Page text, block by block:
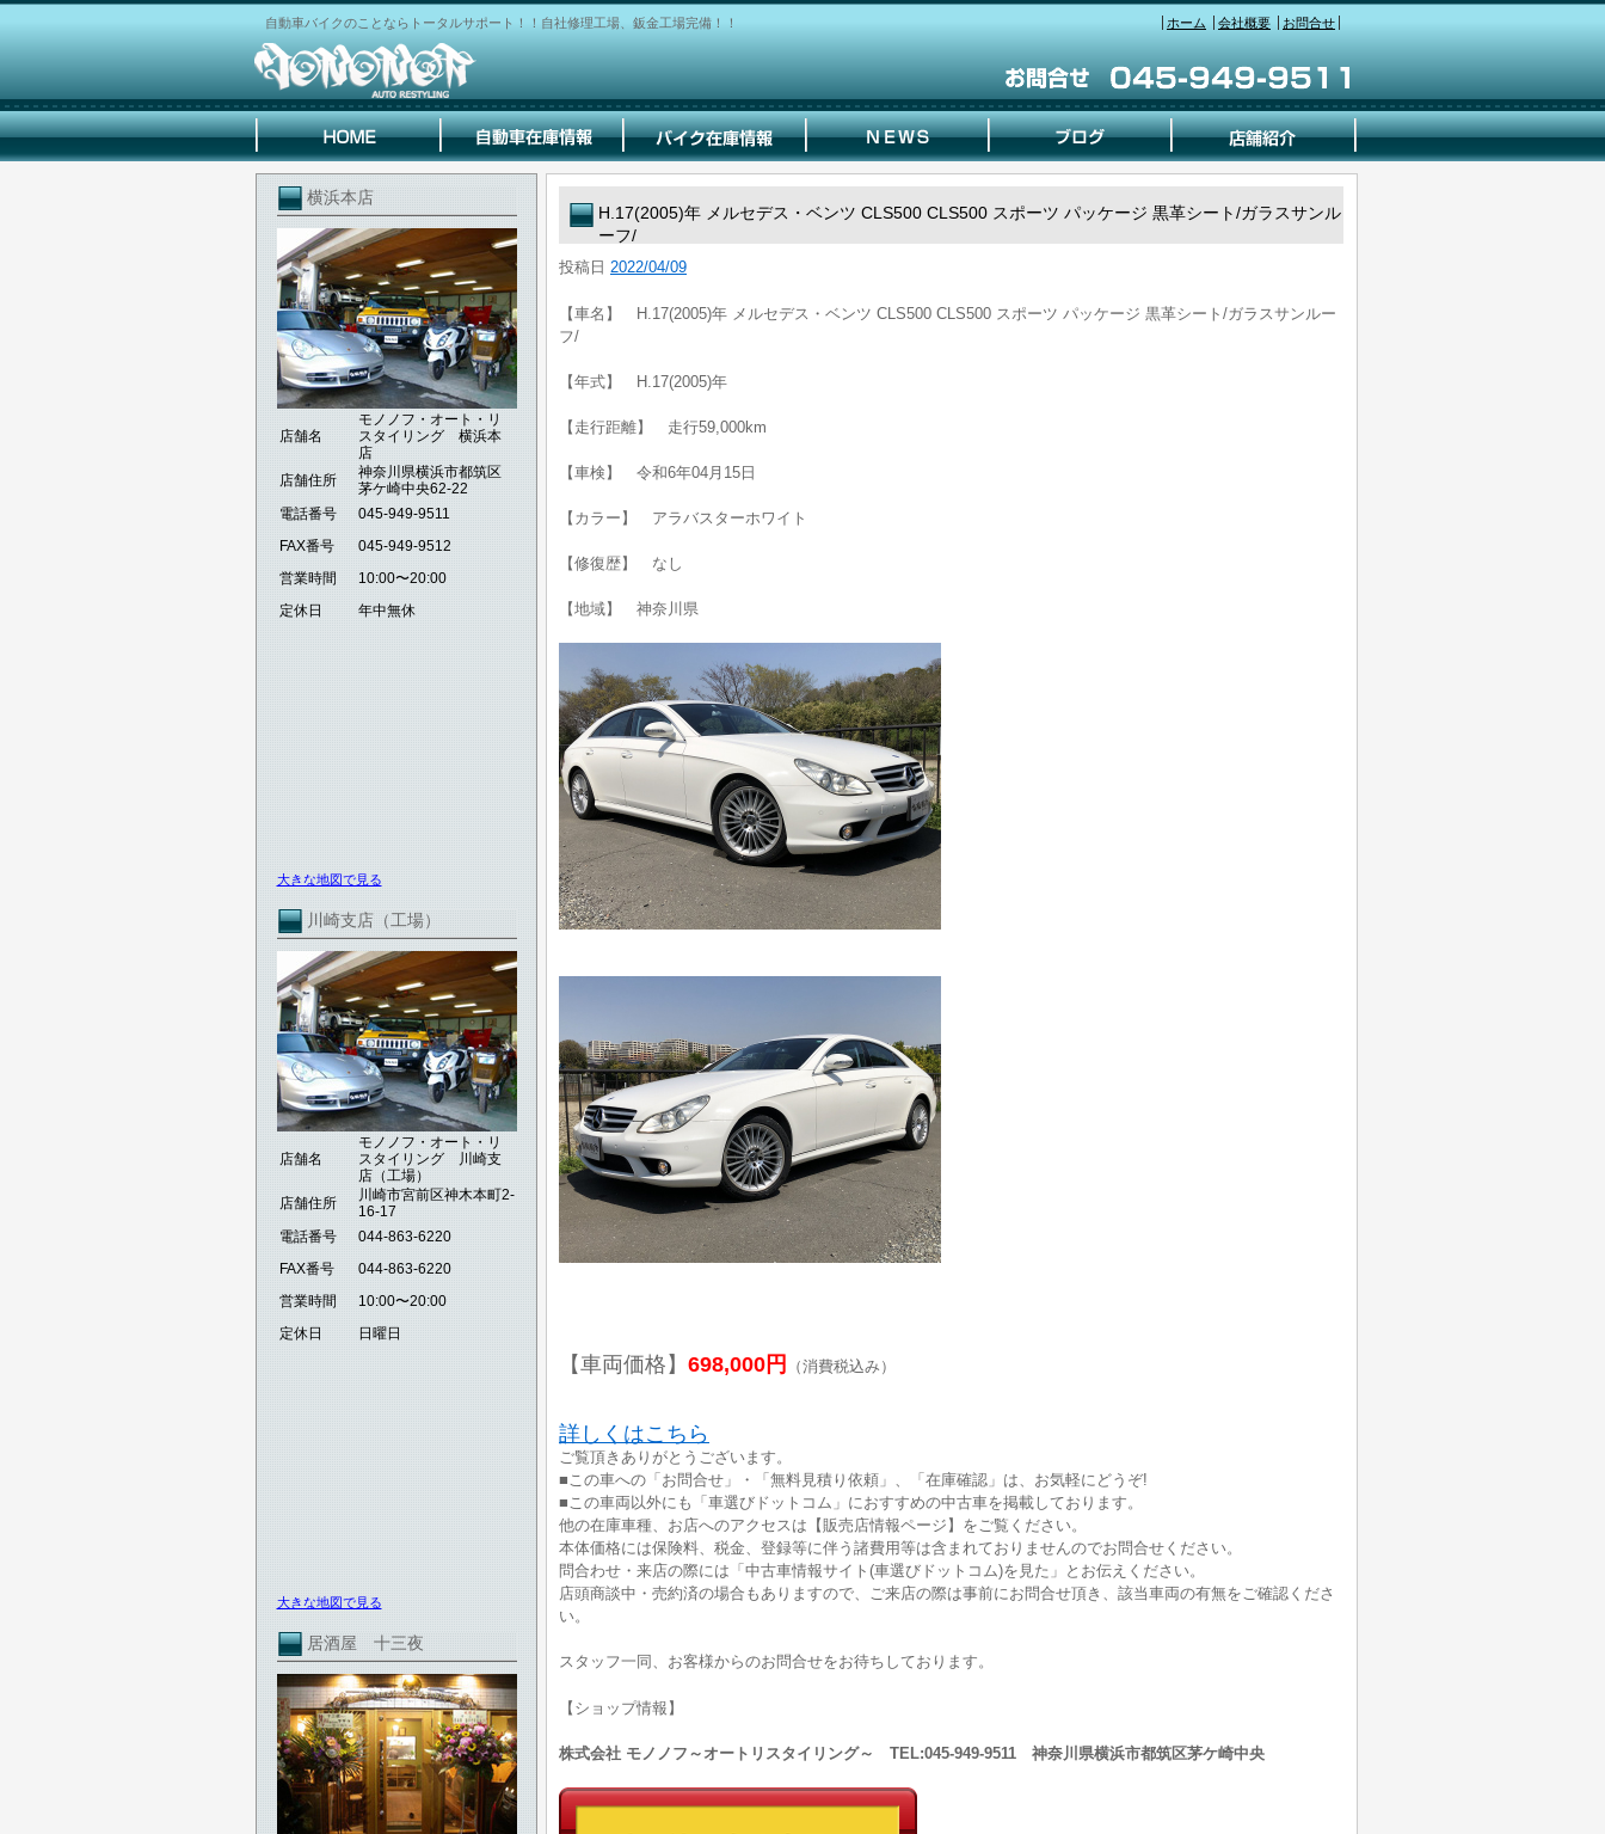
自動車バイクのことならトータルサポート！！自社修理工場、鈑金工場完備！！ ホーム 会社概要 お問合せ
横浜本店
店舗名
モノノフ・オート・リ
スタイリング 横浜本
店
店舗住所
神奈川県横浜市都筑区
茅ケ崎中央62-22
電話番号
045-949-9511
FAX番号
045-949-9512
営業時間
10:00〜20:00
定休日
年中無休
大きな地図で見る
川崎支店（工場）
店舗名
モノノフ・オート・リ
スタイリング 川崎支
店（工場）
店舗住所
川崎市宮前区神木本町2-
16-17
電話番号
044-863-6220
FAX番号
044-863-6220
営業時間
10:00〜20:00
定休日
日曜日
大きな地図で見る
居酒屋 十三夜
H.17(2005)年 メルセデス・ベンツ CLS500 CLS500 スポーツ パッケージ 黒革シート/ガラスサンル
ーフ/
投稿日 2022/04/09
【車名】 H.17(2005)年 メルセデス・ベンツ CLS500 CLS500 スポーツ パッケージ 黒革シート/ガラスサンルー
フ/
【年式】 H.17(2005)年
【走行距離】 走行59,000km
【車検】 令和6年04月15日
【カラー】 アラバスターホワイト
【修復歴】 なし
【地域】 神奈川県
【車両価格】 698,000円 （消費税込み）
詳しくはこちら
ご覧頂きありがとうございます。
■この車への「お問合せ」・「無料見積り依頼」、「在庫確認」は、お気軽にどうぞ!
■この車両以外にも「車選びドットコム」におすすめの中古車を掲載しております。
他の在庫車種、お店へのアクセスは【販売店情報ページ】をご覧ください。
本体価格には保険料、税金、登録等に伴う諸費用等は含まれておりませんのでお問合せください。
問合わせ・来店の際には「中古車情報サイト(車選びドットコム)を見た」とお伝えください。
店頭商談中・売約済の場合もありますので、ご来店の際は事前にお問合せ頂き、該当車両の有無をご確認くださ
い。
スタッフ一同、お客様からのお問合せをお待ちしております。
【ショップ情報】
株式会社 モノノフ～オートリスタイリング～ TEL:045-949-9511 神奈川県横浜市都筑区茅ケ崎中央